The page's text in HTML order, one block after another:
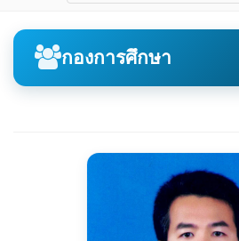
กองการศึกษา